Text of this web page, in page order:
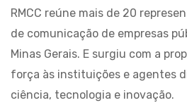
RMCC reúne mais de 20
de comunicação de empresas
Minas Gerais. E surgiu com a
força às instituições e agentes
ciência, tecnologia e inovação.